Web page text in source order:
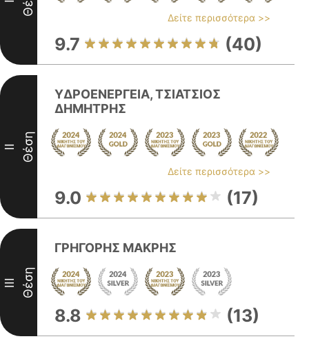
Δείτε περισσότερα >>
9.7 (40)
II Θέση
ΥΔΡΟΕΝΕΡΓΕΙΑ, ΤΣΙΑΤΣΙΟΣ
ΔΗΜΗΤΡΗΣ
Δείτε περισσότερα >>
9.0 (17)
III Θέση
ΓΡΗΓΟΡΗΣ ΜΑΚΡΗΣ
8.8 (13)